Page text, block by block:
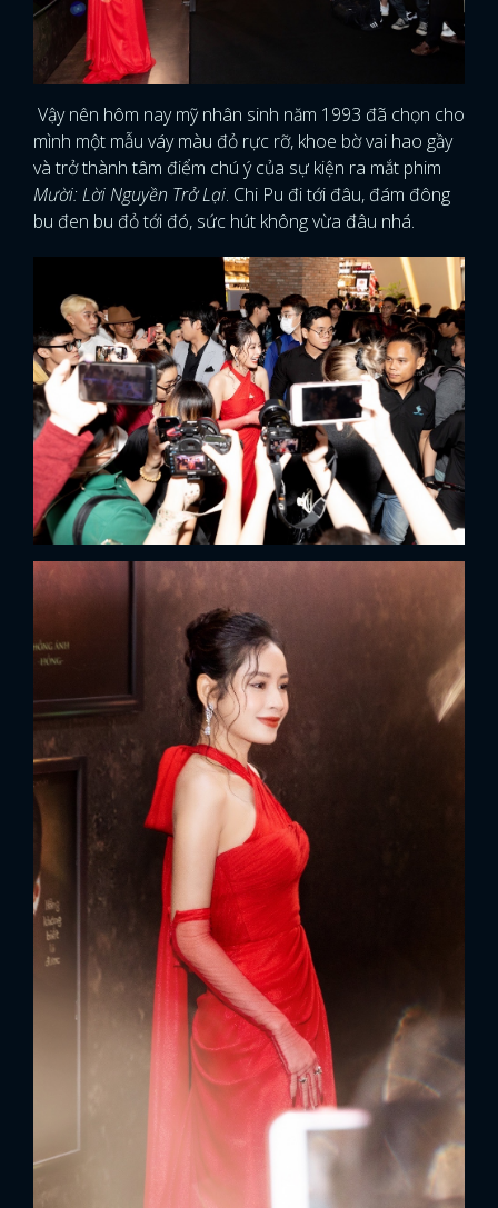
ĐĂNG NHẬP
Vậy nên hôm nay mỹ nhân sinh năm 1993 đã chọn cho
mình một mẫu váy màu đỏ rực rỡ, khoe bờ vai hao gầy
và trở thành tâm điểm chú ý của sự kiện ra mắt phim
Mười: Lời Nguyền Trở Lại. Chi Pu đi tới đâu, đám đông
bu đen bu đỏ tới đó, sức hút không vừa đâu nhá.